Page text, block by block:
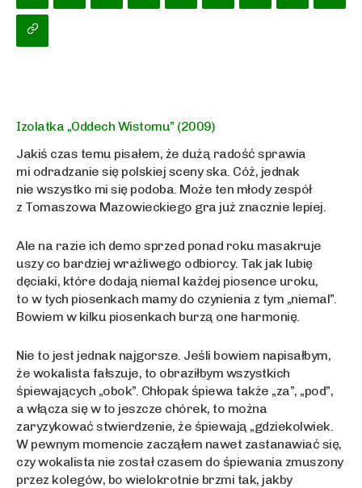
Izolatka „Oddech Wistomu” (2009)
Jakiś czas temu pisałem, że dużą radość sprawia
mi odradzanie się polskiej sceny ska. Cóż, jednak
nie wszystko mi się podoba. Może ten młody zespół
z Tomaszowa Mazowieckiego gra już znacznie lepiej.
Ale na razie ich demo sprzed ponad roku masakruje
uszy co bardziej wrażliwego odbiorcy. Tak jak lubię
dęciaki, które dodają niemal każdej piosence uroku,
to w tych piosenkach mamy do czynienia z tym „niemal”.
Bowiem w kilku piosenkach burzą one harmonię.
Nie to jest jednak najgorsze. Jeśli bowiem napisałbym,
że wokalista fałszuje, to obraziłbym wszystkich
śpiewających „obok”. Chłopak śpiewa także „za”, „pod”,
a włącza się w to jeszcze chórek, to można
zaryzykować stwierdzenie, że śpiewają „gdziekolwiek.
W pewnym momencie zacząłem nawet zastanawiać się,
czy wokalista nie został czasem do śpiewania zmuszony
przez kolegów, bo wielokrotnie brzmi tak, jakby